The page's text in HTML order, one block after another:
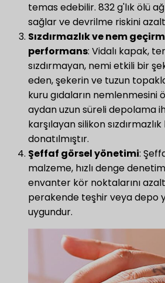
temas edebilir. 832 g'lık ölü
sağlar ve devrilme riskini
​Sızdırmazlık ve nem
performans​​: Vidalı kapak,
sızdırmayan, nemi etkili bir
eden, şekerin ve tuzun
kuru gıdaların nemlenmesini
aydan uzun süreli depolama
karşılayan silikon
donatılmıştır.
Şeffaf görsel yönetimi:
malzeme, hızlı denge
envanter kör noktalarını
perakende teşhir veya depo
uygundur.